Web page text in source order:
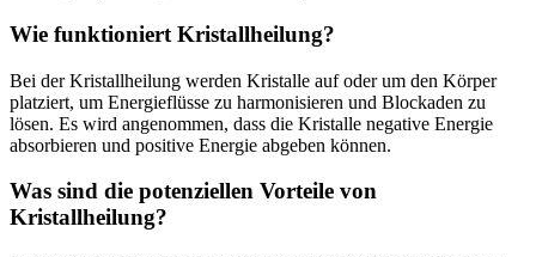
Wie funktioniert Kristallheilung?
Bei der Kristallheilung werden Kristalle auf oder um den Körper
platziert, um Energieflüsse zu harmonisieren und Blockaden zu
lösen. Es wird angenommen, dass die Kristalle negative Energie
absorbieren und positive Energie abgeben können.
Was sind die potenziellen Vorteile von
Kristallheilung?